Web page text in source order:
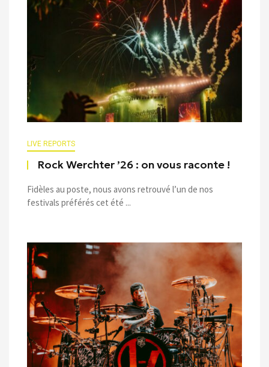
LIVE REPORTS
Rock Werchter ’26 : on vous raconte !
Fidèles au poste, nous avons retrouvé l’un de nos
festivals préférés cet été ...